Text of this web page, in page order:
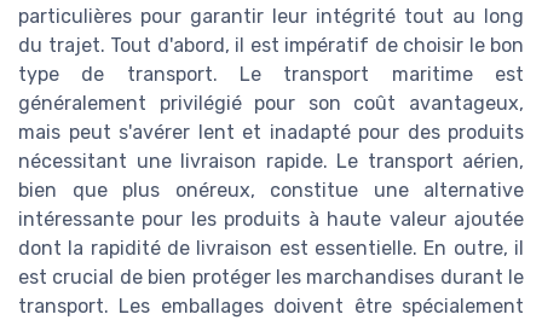
particulières pour garantir leur intégrité tout au long
du trajet. Tout d'abord, il est impératif de choisir le bon
type de transport. Le transport maritime est
généralement privilégié pour son coût avantageux,
mais peut s'avérer lent et inadapté pour des produits
nécessitant une livraison rapide. Le transport aérien,
bien que plus onéreux, constitue une alternative
intéressante pour les produits à haute valeur ajoutée
dont la rapidité de livraison est essentielle. En outre, il
est crucial de bien protéger les marchandises durant le
transport. Les emballages doivent être spécialement